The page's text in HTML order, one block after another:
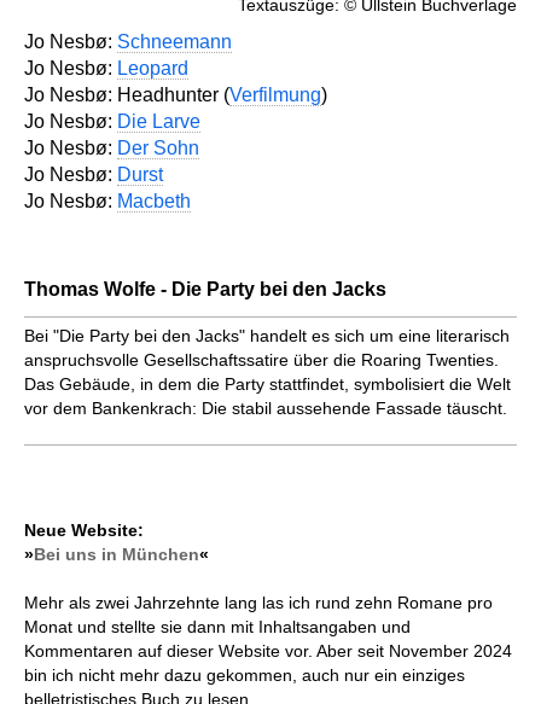
Textauszüge: © Ullstein Buchverlage
Jo Nesbø: Schneemann
Jo Nesbø: Leopard
Jo Nesbø: Headhunter (Verfilmung)
Jo Nesbø: Die Larve
Jo Nesbø: Der Sohn
Jo Nesbø: Durst
Jo Nesbø: Macbeth
Thomas Wolfe - Die Party bei den Jacks
Bei "Die Party bei den Jacks" handelt es sich um eine literarisch
anspruchsvolle Gesellschaftssatire über die Roaring Twenties.
Das Gebäude, in dem die Party stattfindet, symbolisiert die Welt
vor dem Bankenkrach: Die stabil aussehende Fassade täuscht.
Neue Website:
»Bei uns in München«
Mehr als zwei Jahrzehnte lang las ich rund zehn Romane pro
Monat und stellte sie dann mit Inhaltsangaben und
Kommentaren auf dieser Website vor. Aber seit November 2024
bin ich nicht mehr dazu gekommen, auch nur ein einziges
belletristisches Buch zu lesen.